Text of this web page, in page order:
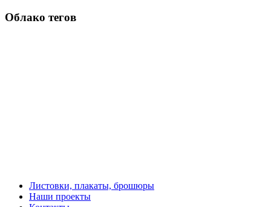
Облако тегов
Листовки, плакаты, брошюры
Наши проекты